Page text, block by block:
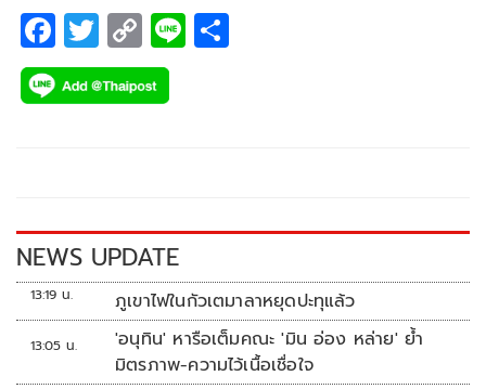
F
ac
e
k
T
wi
tt
C
o
p
k
Li
NEWS UPDATE
13:19 น. ภูเขาไฟในกัวเตมาลาหยุดปะทุแล้ว
13:05 น.
'อนุทิน' หารือเต็มคณะ 'มิน อ่อง หล่าย' ย้ำ
มิตรภาพ-ความไว้เนื้อเชื่อใจ